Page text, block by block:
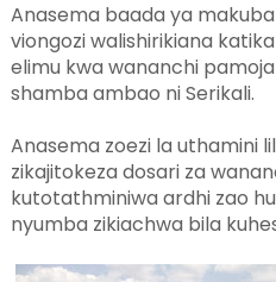
Anasema baada ya
viongozi walishirikiana
elimu kwa wananchi
shamba ambao ni Serikali.
Anasema zoezi la uthamini
zikajitokeza dosari za
kutotathminiwa ardhi zao
nyumba zikiachwa bila